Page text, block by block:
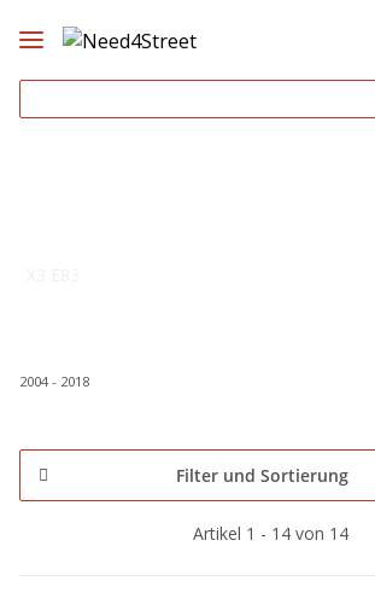
2004 - 2018
Filter und Sortierung
Artikel 1 - 14 von 14